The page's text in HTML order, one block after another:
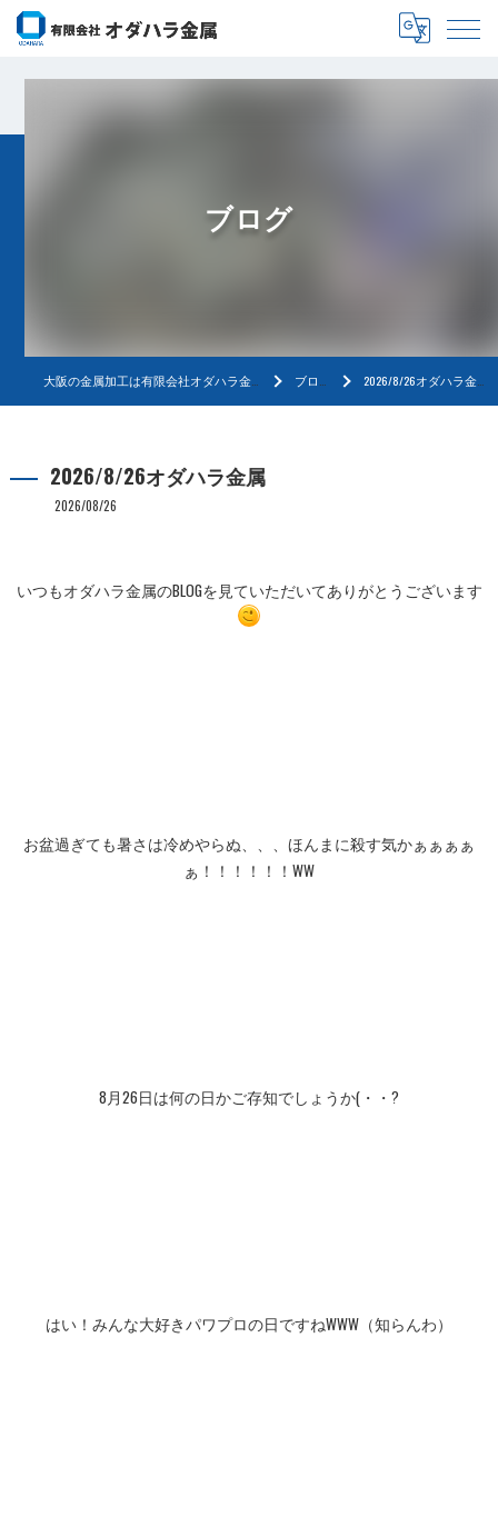
ブログ
大阪の金属加工は有限会社オダハラ金属 ブログ 2026/8/26オダハラ金属
2026/8/26オダハラ金属
2026/08/26
いつもオダハラ金属のBLOGを見ていただいてありがとうございます
お盆過ぎても暑さは冷めやらぬ、、、ほんまに殺す気かぁぁぁぁ
ぁ！！！！！！WW
8月26日は何の日かご存知でしょうか(・・?
はい！みんな大好きパワプロの日ですねWWW（知らんわ）